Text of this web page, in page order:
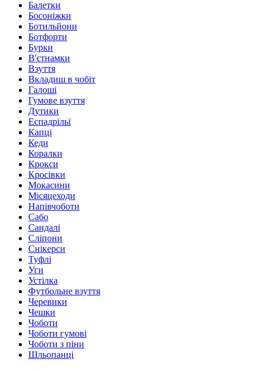
Балетки
Босоніжки
Ботильйони
Ботфорти
Бурки
В'єтнамки
Взуття
Вкладиш в чобіт
Галоші
Гумове взуття
Дутики
Еспадрільї
Капці
Кеди
Коралки
Крокси
Кросівки
Мокасини
Місяцеходи
Напівчоботи
Сабо
Сандалі
Сліпони
Снікерси
Туфлі
Уги
Устілка
Футбольне взуття
Черевики
Чешки
Чоботи
Чоботи гумові
Чоботи з піни
Шльопанці